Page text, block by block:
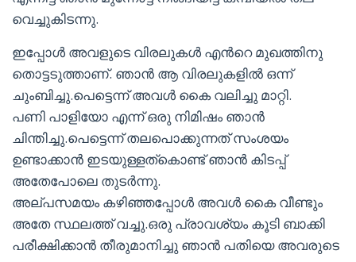
വെച്ചുകിടന്നു.
ഇപ്പോൾ അവളുടെ വിരലുകൾ എൻറെ മുഖത്തിനു
തൊട്ടടുത്താണ്. ഞാൻ ആ വിരലുകളിൽ ഒന്ന്
ചുംബിച്ചു.പെട്ടെന്ന് അവൾ കൈ വലിച്ചു മാറ്റി.
പണി പാളിയോ എന്ന് ഒരു നിമിഷം ഞാൻ
ചിന്തിച്ചു.പെട്ടെന്ന് തലപൊക്കുന്നത് സംശയം
ഉണ്ടാക്കാൻ ഇടയുള്ളത്കൊണ്ട് ഞാൻ കിടപ്പ്
അതേപോലെ തുടർന്നു.
അല്പസമയം കഴിഞ്ഞപ്പോൾ അവൾ കൈ വീണ്ടും
അതേ സ്ഥലത്ത് വച്ചു.ഒരു പ്രാവശ്യം കൂടി ബാക്കി
പരീക്ഷിക്കാൻ തീരുമാനിച്ചു ഞാൻ പതിയെ അവരുടെ